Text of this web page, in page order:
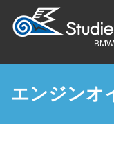
エンジンオ